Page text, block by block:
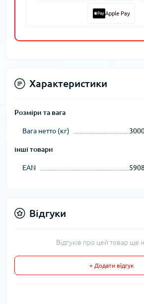
Apple Pay
Характеристики
Розміри та вага
Вага нетто (кг)
інші товари
EAN
Відгуки
Відгуків про цей товар ще
+ Додати відгук